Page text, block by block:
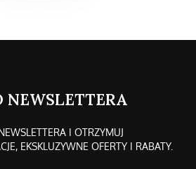
NEWSLETTERA
I OTRZYMUJ
EKSKLUZYWNE OFERTY I RABATY.